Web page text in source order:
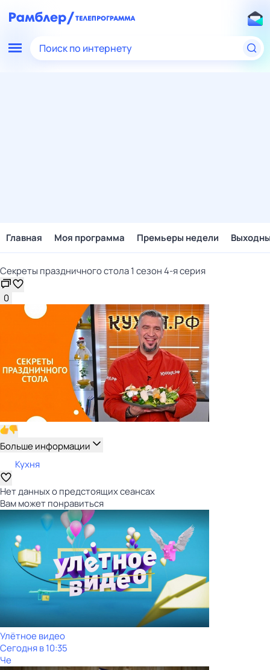
Поиск по интернету
Главная Моя программа Премьеры недели
Секреты праздничного стола 1 сезон 4-я серия
0
Больше информации
Кухня
Нет данных о предстоящих сеансах
Вам может понравиться
Улётное видео
Сегодня в 10:35
Че